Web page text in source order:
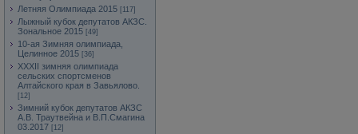
Летняя Олимпиада 2015 [117]
Лыжный кубок депутатов АКЗС.
Зональное 2015 [49]
10-ая Зимняя олимпиада,
Целинное 2015 [36]
XXXII зимняя олимпиада
сельских спортсменов
Алтайского края в Завьялово.
[12]
Зимний кубок депутатов АКЗС
А.В. Траутвейна и В.П.Смагина
03.2017 [12]